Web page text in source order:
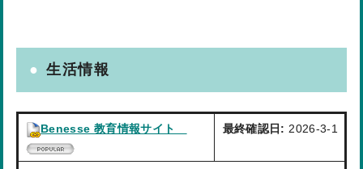
生活情報
Benesse 教育情報サイト 最終確認日:2026-3-1